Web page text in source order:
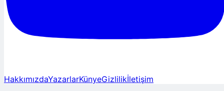
HakkımızdaYazarlarKünyeGizlilikİletişim